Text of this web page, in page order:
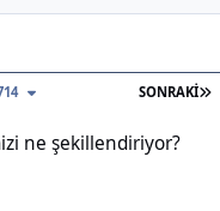
SONRAKI
ne şekillendiriyor?